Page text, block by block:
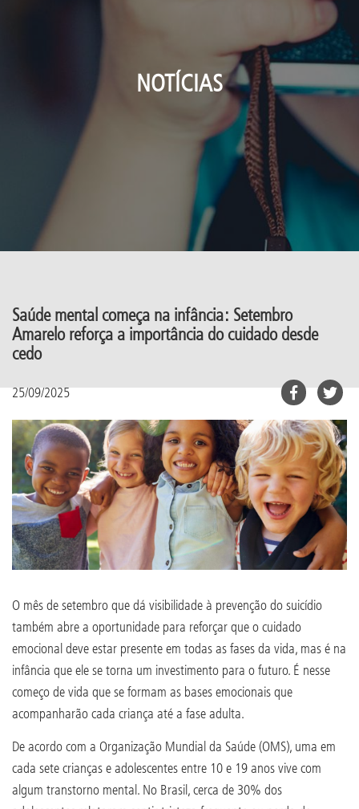
NOTÍCIAS
Saúde mental começa na infância: Setembro
Amarelo reforça a importância do cuidado desde
cedo
25/09/2025
O mês de setembro que dá visibilidade à prevenção do suicídio
também abre a oportunidade para reforçar que o cuidado
emocional deve estar presente em todas as fases da vida, mas é na
infância que ele se torna um investimento para o futuro. É nesse
começo de vida que se formam as bases emocionais que
acompanharão cada criança até a fase adulta.
De acordo com a Organização Mundial da Saúde (OMS), uma em
cada sete crianças e adolescentes entre 10 e 19 anos vive com
algum transtorno mental. No Brasil, cerca de 30% dos